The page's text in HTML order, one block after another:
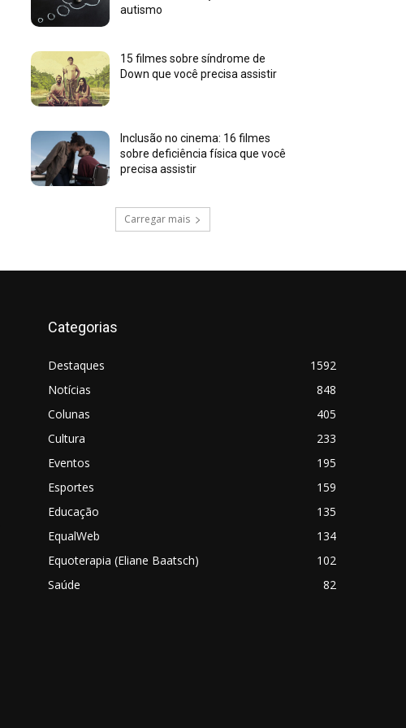
autismo
15 filmes sobre síndrome de
Down que você precisa assistir
Inclusão no cinema: 16 filmes
sobre deficiência física que você
precisa assistir
Carregar mais
Categorias
Destaques
1592
Notícias
848
Colunas
405
Cultura
233
Eventos
195
Esportes
159
Educação
135
EqualWeb
134
Equoterapia (Eliane Baatsch)
102
Saúde
82